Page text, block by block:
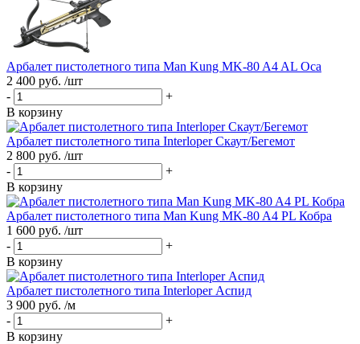
Арбалет пистолетного типа Man Kung MK-80 A4 AL Оса
2 400 руб. /шт
-
+
В корзину
Арбалет пистолетного типа Interloper Скаут/Бегемот
2 800 руб. /шт
-
+
В корзину
Арбалет пистолетного типа Man Kung MK-80 A4 PL Кобра
1 600 руб. /шт
-
+
В корзину
Арбалет пистолетного типа Interloper Аспид
3 900 руб. /м
-
+
В корзину